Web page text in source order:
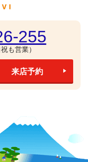
255
も営業）
来店予約